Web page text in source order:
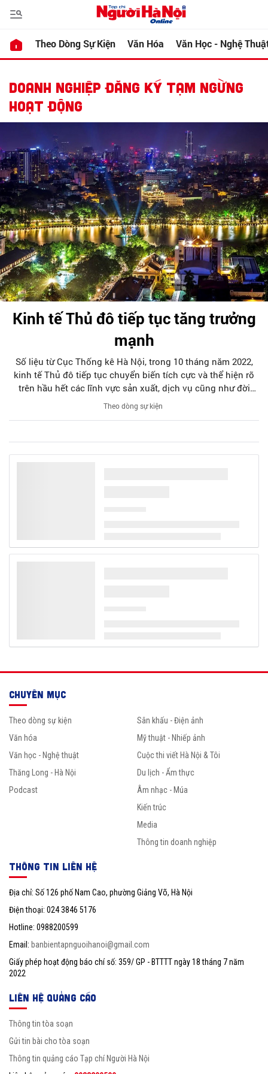
Theo Dòng Sự Kiện Văn Hóa Văn Học - Nghệ
DOANH NGHIỆP ĐĂNG KÝ TẠM NGỪNG
HOẠT ĐỘNG
Kinh tế Thủ đô tiếp tục tăng trưởng
mạnh
Số liệu từ Cục Thống kê Hà Nội, trong 10 tháng năm 2022,
kinh tế Thủ đô tiếp tục chuyển biến tích cực và thể hiện rõ
trên hầu hết các lĩnh vực sản xuất, dịch vụ cũng như đời
sống xã hội.
Theo dòng sự kiện
CHUYÊN MỤC
Theo dòng sự kiện
Văn hóa
Văn học - Nghệ thuật
Thăng Long - Hà Nội
Podcast
Sân khấu - Điện ảnh
Mỹ thuật - Nhiếp ảnh
Cuộc thi viết Hà Nội & Tôi
Du lịch - Ẩm thực
Âm nhạc - Múa
Kiến trúc
Media
Thông tin doanh nghiệp
THÔNG TIN LIÊN HỆ
Địa chỉ: Số 126 phố Nam Cao, phường Giảng Võ, Hà Nội
Điện thoại: 024 3846 5176
Hotline: 0988200599
Email: banbientapnguoihanoi@gmail.com
Giấy phép hoạt động báo chí số: 359/ GP - BTTTT ngày 18 tháng 7 năm
2022
LIÊN HỆ QUẢNG CÁO
Thông tin tòa soạn
Gửi tin bài cho tòa soạn
Thông tin quảng cáo Tạp chí Người Hà Nội